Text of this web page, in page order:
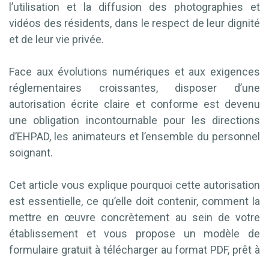
l’utilisation et la diffusion des photographies et
vidéos des résidents, dans le respect de leur dignité
et de leur vie privée.
Face aux évolutions numériques et aux exigences
réglementaires croissantes, disposer d’une
autorisation écrite claire et conforme est devenu
une obligation incontournable pour les directions
d’EHPAD, les animateurs et l’ensemble du personnel
soignant.
Cet article vous explique pourquoi cette autorisation
est essentielle, ce qu’elle doit contenir, comment la
mettre en œuvre concrètement au sein de votre
établissement et vous propose un modèle de
formulaire gratuit à télécharger au format PDF, prêt à